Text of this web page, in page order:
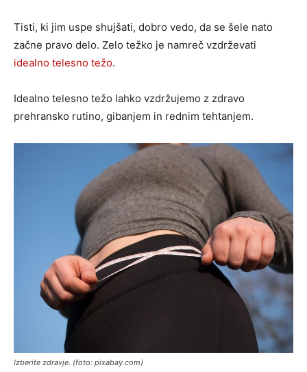
Tisti, ki jim uspe shujšati, dobro vedo, da se šele nato
začne pravo delo. Zelo težko je namreč vzdrževati
idealno telesno težo.
Idealno telesno težo lahko vzdržujemo z zdravo
prehransko rutino, gibanjem in rednim tehtanjem.
Izberite zdravje. (foto: pixabay.com)